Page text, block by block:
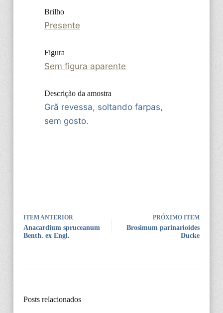
Brilho
Presente
Figura
Sem figura aparente
Descrição da amostra
Grã revessa, soltando farpas,
sem gosto.
ITEM ANTERIOR
Anacardium spruceanum
Benth. ex Engl.
PRÓXIMO ITEM
Brosimum parinarioides
Ducke
Posts relacionados